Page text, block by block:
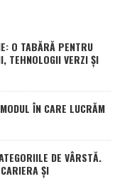
O TABĂRĂ PENTRU
TEHNOLOGII VERZI ȘI
ÎN CARE LUCRĂM
DE VÂRSTĂ.
ȘI